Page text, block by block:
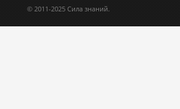
© 2011-2025 Сила знаний.